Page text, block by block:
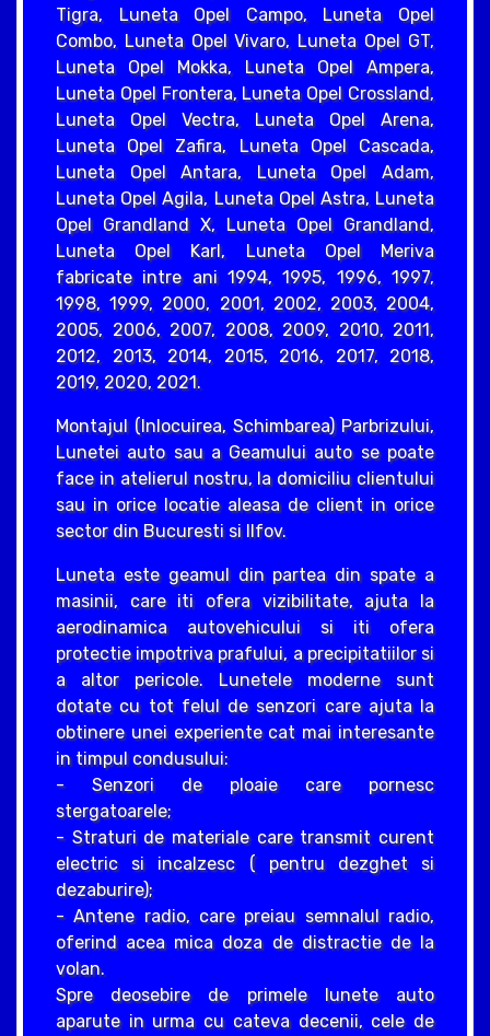
Tigra, Luneta Opel Campo, Luneta Opel
Combo, Luneta Opel Vivaro, Luneta Opel GT,
Luneta Opel Mokka, Luneta Opel Ampera,
Luneta Opel Frontera, Luneta Opel Crossland,
Luneta Opel Vectra, Luneta Opel Arena,
Luneta Opel Zafira, Luneta Opel Cascada,
Luneta Opel Antara, Luneta Opel Adam,
Luneta Opel Agila, Luneta Opel Astra, Luneta
Opel Grandland X, Luneta Opel Grandland,
Luneta Opel Karl, Luneta Opel Meriva
fabricate intre ani 1994, 1995, 1996, 1997,
1998, 1999, 2000, 2001, 2002, 2003, 2004,
2005, 2006, 2007, 2008, 2009, 2010, 2011,
2012, 2013, 2014, 2015, 2016, 2017, 2018,
2019, 2020, 2021.
Montajul (Inlocuirea, Schimbarea) Parbrizului,
Lunetei auto sau a Geamului auto se poate
face in atelierul nostru, la domiciliu clientului
sau in orice locatie aleasa de client in orice
sector din Bucuresti si Ilfov.
Luneta este geamul din partea din spate a
masinii, care iti ofera vizibilitate, ajuta la
aerodinamica autovehicului si iti ofera
protectie impotriva prafului, a precipitatiilor si
a altor pericole. Lunetele moderne sunt
dotate cu tot felul de senzori care ajuta la
obtinere unei experiente cat mai interesante
in timpul condusului:
- Senzori de ploaie care pornesc
stergatoarele;
- Straturi de materiale care transmit curent
electric si incalzesc ( pentru dezghet si
dezaburire);
- Antene radio, care preiau semnalul radio,
oferind acea mica doza de distractie de la
volan.
Spre deosebire de primele lunete auto
aparute in urma cu cateva decenii, cele de